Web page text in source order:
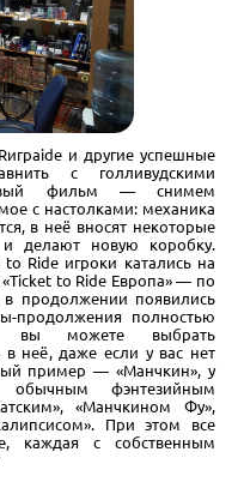
и другие успешные
с голливудскими
фильм — снимем
с настолками: механика
в неё вносят некоторые
делают новую коробку.
Ride игроки катались на
to Ride Европа» — по
продолжении появились
продолжения полностью
вы можете выбрать
неё, даже если у вас нет
пример — «Манчкин», у
фэнтезийным
«Манчкином Фу»,
При этом все
каждая с собственным